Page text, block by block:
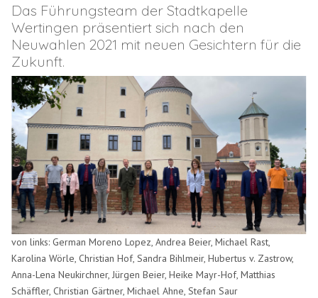
Das Führungsteam der Stadtkapelle
Wertingen präsentiert sich nach den
Neuwahlen 2021 mit neuen Gesichtern für die
Zukunft.
von links: German Moreno Lopez, Andrea Beier, Michael Rast,
Karolina Wörle, Christian Hof, Sandra Bihlmeir, Hubertus v. Zastrow,
Anna-Lena Neukirchner, Jürgen Beier, Heike Mayr-Hof, Matthias
Schäffler, Christian Gärtner, Michael Ahne, Stefan Saur